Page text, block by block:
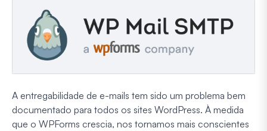
A entregabilidade de e-mails tem sido um problema bem
documentado para todos os sites WordPress. À medida
que o WPForms crescia, nos tornamos mais conscientes